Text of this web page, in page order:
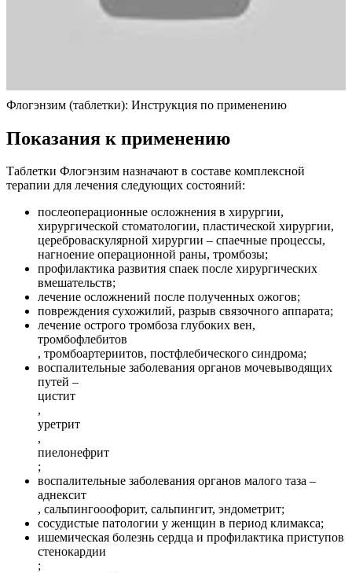
Флогэнзим (таблетки): Инструкция по применению
Показания к применению
Таблетки Флогэнзим назначают в составе комплексной
терапии для лечения следующих состояний:
послеоперационные осложнения в хирургии,
хирургической стоматологии, пластической хирургии,
цереброваскулярной хирургии – спаечные процессы,
нагноение операционной раны, тромбозы;
профилактика развития спаек после хирургических
вмешательств;
лечение осложнений после полученных ожогов;
повреждения сухожилий, разрыв связочного аппарата;
лечение острого тромбоза глубоких вен,
тромбофлебитов
, тромбоартериитов, постфлебического синдрома;
воспалительные заболевания органов мочевыводящих
путей –
цистит
,
уретрит
,
пиелонефрит
;
воспалительные заболевания органов малого таза –
аднексит
, сальпингооофорит, сальпингит, эндометрит;
сосудистые патологии у женщин в период климакса;
ишемическая болезнь сердца и профилактика приступов
стенокардии
;